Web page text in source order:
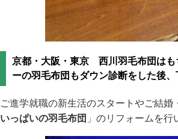
京都・大阪・東京 西川羽毛布団はも
ーの羽毛布団もダウン診断をした後
ご進学就職の新生活のスタートやご結
いっぱいの羽毛布団 」のリフォームを行